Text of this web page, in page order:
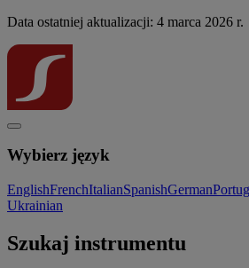
Data ostatniej aktualizacji: 4 marca 2026 r.
Wybierz język
EnglishFrenchItalianSpanishGerman
Ukrainian
Szukaj instrumentu